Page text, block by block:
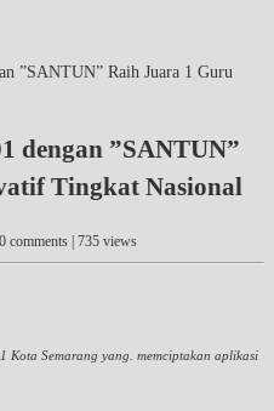
”SANTUN” Raih Juara 1 Guru
dengan ”SANTUN”
Tingkat Nasional
0 comments | 735 views
Kota Semarang yang. memciptakan aplikasi